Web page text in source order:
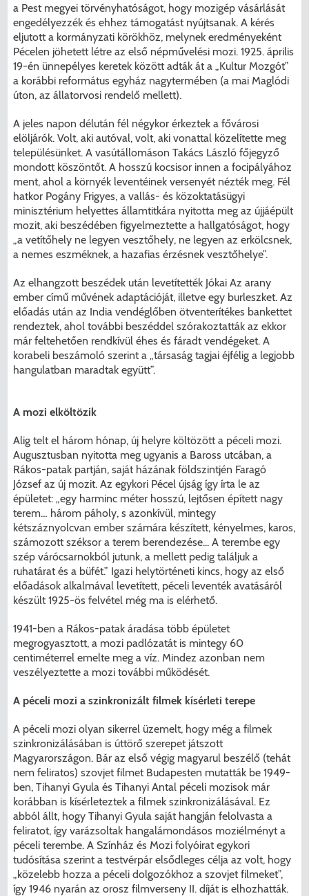
a Pest megyei törvényhatóságot, hogy mozigép vásárlását
engedélyezzék és ehhez támogatást nyújtsanak. A kérés
eljutott a kormányzati körökhöz, melynek eredményeként
Pécelen jöhetett létre az első népművelési mozi. 1925. április
19-én ünnepélyes keretek között adták át a „Kultur Mozgót”
a korábbi református egyház nagytermében (a mai Maglódi
úton, az állatorvosi rendelő mellett).
A jeles napon délután fél négykor érkeztek a fővárosi
elöljárók. Volt, aki autóval, volt, aki vonattal közelítette meg
településünket. A vasútállomáson Takács László főjegyző
mondott köszöntőt. A hosszú kocsisor innen a focipályához
ment, ahol a környék leventéinek versenyét nézték meg. Fél
hatkor Pogány Frigyes, a vallás- és közoktatásügyi
minisztérium helyettes államtitkára nyitotta meg az újjáépült
mozit, aki beszédében figyelmeztette a hallgatóságot, hogy
„a vetítőhely ne legyen vesztőhely, ne legyen az erkölcsnek,
a nemes eszméknek, a hazafias érzésnek vesztőhelye”.
Az elhangzott beszédek után levetítették Jókai Az arany
ember című művének adaptációját, illetve egy burleszket. Az
előadás után az India vendéglőben ötventerítékes bankettet
rendeztek, ahol további beszéddel szórakoztatták az ekkor
már feltehetően rendkívül éhes és fáradt vendégeket. A
korabeli beszámoló szerint a „társaság tagjai éjfélig a legjobb
hangulatban maradtak együtt”.
A mozi elköltözik
Alig telt el három hónap, új helyre költözött a péceli mozi.
Augusztusban nyitotta meg ugyanis a Baross utcában, a
Rákos-patak partján, saját házának földszintjén Faragó
József az új mozit. Az egykori Pécel újság így írta le az
épületet: „egy harminc méter hosszú, lejtősen épített nagy
terem… három páholy, s azonkívül, mintegy
kétszáznyolcvan ember számára készített, kényelmes, karos,
számozott széksor a terem berendezése... A terembe egy
szép várócsarnokból jutunk, a mellett pedig találjuk a
ruhatárat és a büfét.” Igazi helytörténeti kincs, hogy az első
előadások alkalmával levetített, péceli leventék avatásáról
készült 1925-ös felvétel még ma is elérhető.
1941-ben a Rákos-patak áradása több épületet
megrogyasztott, a mozi padlózatát is mintegy 60
centiméterrel emelte meg a víz. Mindez azonban nem
veszélyeztette a mozi további működését.
A péceli mozi a szinkronizált filmek kísérleti terepe
A péceli mozi olyan sikerrel üzemelt, hogy még a filmek
szinkronizálásában is úttörő szerepet játszott
Magyarországon. Bár az első végig magyarul beszélő (tehát
nem feliratos) szovjet filmet Budapesten mutatták be 1949-
ben, Tihanyi Gyula és Tihanyi Antal péceli mozisok már
korábban is kísérleteztek a filmek szinkronizálásával. Ez
abból állt, hogy Tihanyi Gyula saját hangján felolvasta a
feliratot, így varázsoltak hangalámondásos moziélményt a
péceli terembe. A Színház és Mozi folyóirat egykori
tudósítása szerint a testvérpár elsődleges célja az volt, hogy
„közelebb hozza a péceli dolgozókhoz a szovjet filmeket”,
így 1946 nyarán az orosz filmverseny II. díját is elhozhatták.